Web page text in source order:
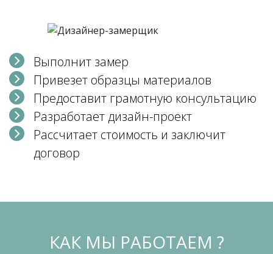
Выполнит замер
Привезет образцы материалов
Предоставит грамотную консультацию
Разработает дизайн-проект
Рассчитает стоимость и заключит
договор
КАК МЫ РАБОТАЕМ ?